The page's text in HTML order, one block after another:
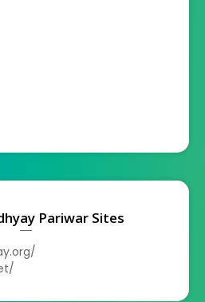
Pariwar Sites